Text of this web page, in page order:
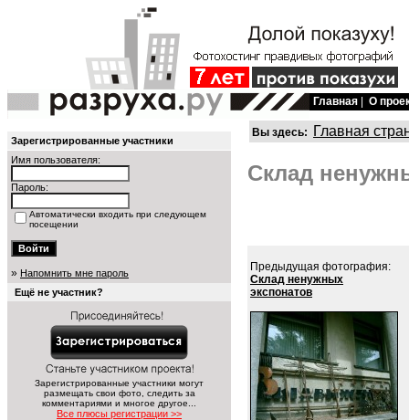
Главная О
Зарегистрированные участники
Имя пользователя:
Пароль:
Автоматически входить при следующем
посещении
» Напомнить мне пароль
Ещё не участник?
Зарегистрированные участники могут
размещать свои фото, следить за
комментариями и многое другое...
Все плюсы регистрации >>
Вы здесь: Главная
Склад
Предыдущая фотография:
Склад ненужных
экспонатов